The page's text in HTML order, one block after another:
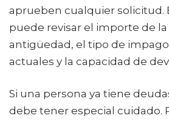
aprueben cualquier solicitud.
puede revisar el importe de la
antigüedad, el tipo de
actuales y la capacidad de
Si una persona ya tiene
debe tener especial cuidado.